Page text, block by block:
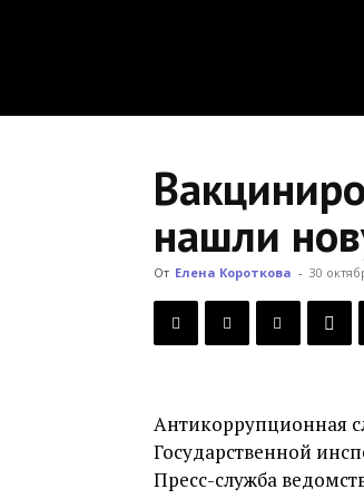
нашли
От Елена Короткова - 30
Антикоррупционная
Государственной
Пресс-служба